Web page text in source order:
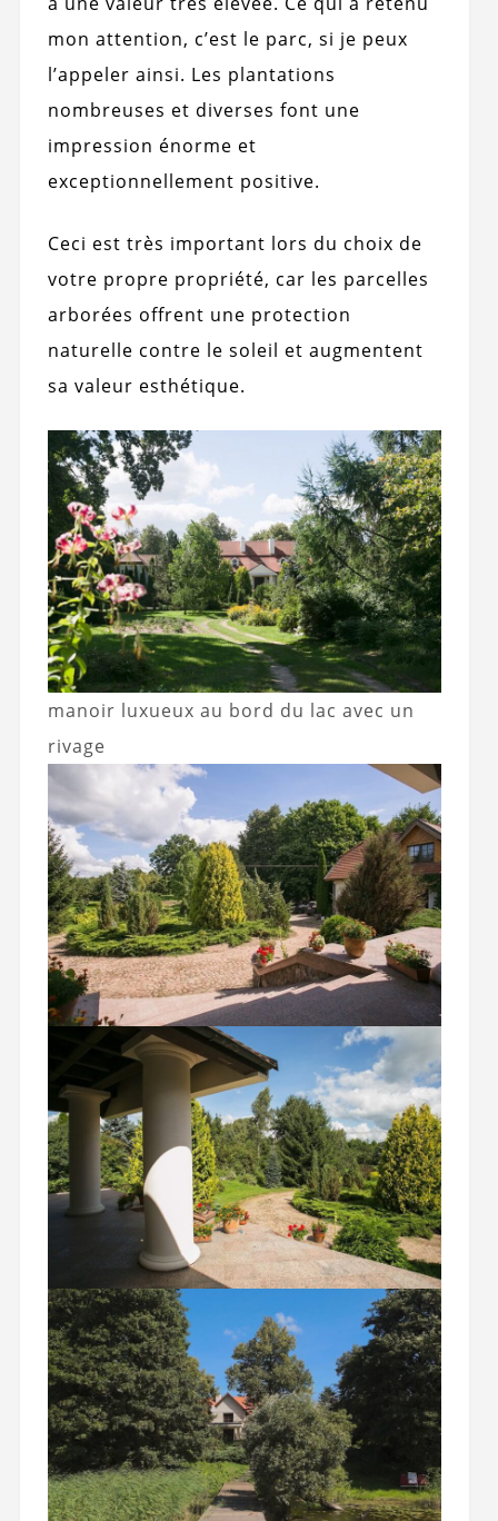
mon attention, c’est le parc, si je peux
l’appeler ainsi. Les plantations
nombreuses et diverses font une
impression énorme et
exceptionnellement positive.
Ceci est très important lors du choix de
votre propre propriété, car les parcelles
arborées offrent une protection
naturelle contre le soleil et augmentent
sa valeur esthétique.
manoir luxueux au bord du lac avec un
rivage